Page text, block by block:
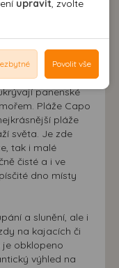
panenské
Pláže Capo
pláže
světa. Je zde
tak i malé
čisté a i ve
dno místy
a slunění, ale i
na kajacích či
obklopeno
výhled na
upravit , zvolte
Povolit vše
a také jejich
anonymně bez
webu. Bez vašeho
ztrácíme
našeho webu.
přizpůsobit
Bez
užitečné nabídce či
třetí strana k
jak na
Díky tomu
na Vašich
není zpravidla
Bez vyjádření
a reklam